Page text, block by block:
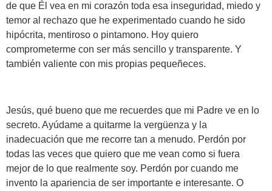
de que Él vea en mi corazón toda esa inseguridad, miedo y
temor al rechazo que he experimentado cuando he sido
hipócrita, mentiroso o pintamono. Hoy quiero
comprometerme con ser más sencillo y transparente. Y
también valiente con mis propias pequeñeces.
Jesús, qué bueno que me recuerdes que mi Padre ve en lo
secreto. Ayúdame a quitarme la vergüenza y la
inadecuación que me recorre tan a menudo. Perdón por
todas las veces que quiero que me vean como si fuera
mejor de lo que realmente soy. Perdón por cuando me
invento la apariencia de ser importante e interesante. O